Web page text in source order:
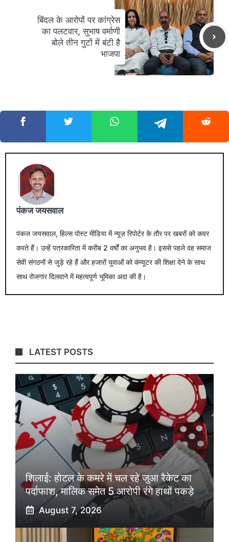
बिंदल के आरोपों पर कांग्रेस
का पलटवार, सुभाष वर्माणी
बोले तीन गुटों में बंटी है
भाजपा
पंकज जयसवाल
पंकज जयसवाल, हिल्स पोस्ट मीडिया में न्यूज़ रिपोर्टर के तौर पर खबरों को कवर
करते हैं। उन्हें पत्रकारिता में करीब 2 वर्षों का अनुभव है। इससे पहले वह समाज
सेवी संगठनों से जुड़े रहे हैं और हजारों युवाओं को कंप्यूटर की शिक्षा देने के साथ
साथ रोजगार दिलवाने में महत्वपूर्ण भूमिका अदा की है।
LATEST POSTS
शिलाई: होटल के कमरे में चल रहे जुआ रैकेट का
पर्दाफाश, मालिक समेत 5 आरोपी रंगे हाथों पकड़े
August 7, 2026